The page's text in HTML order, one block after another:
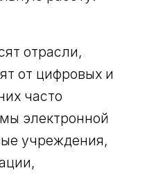
отрасли,
от цифровых и
часто
электронной
учреждения,